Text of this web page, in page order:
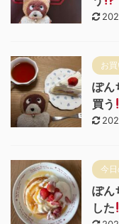
お
ぽん
買う
今
ぽん
した